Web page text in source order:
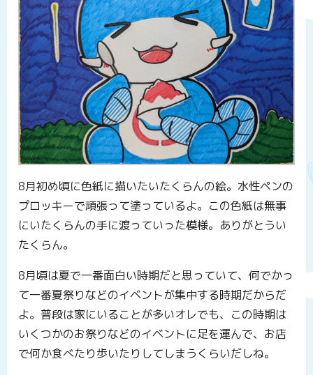
8月初め頃に色紙に描いたいたくらんの絵。水性ペンの
プロッキーで頑張って塗っているよ。この色紙は無事
にいたくらんの手に渡っていった模様。ありがとうい
たくらん。
8月頃は夏で一番面白い時期だと思っていて、何でかっ
て一番夏祭りなどのイベントが集中する時期だからだ
よ。普段は家にいることが多いオレでも、この時期は
いくつかのお祭りなどのイベントに足を運んで、お店
で何か食べたり歩いたりしてしまうくらいだしね。